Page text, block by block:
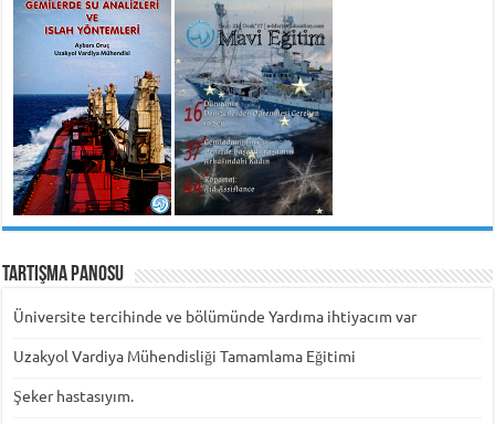
Tartışma Panosu
Üniversite tercihinde ve bölümünde Yardıma ihtiyacım var
Uzakyol Vardiya Mühendisliği Tamamlama Eğitimi
Şeker hastasıyım.